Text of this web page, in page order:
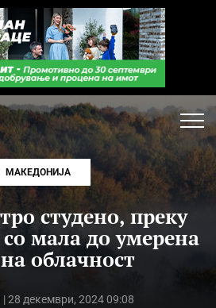
МАКЕДОНИЈА
студено, преку
мала до умерена
облачност
| 28 декември, 2024 09:08